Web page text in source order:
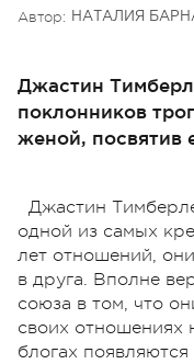
Автор: НАТАЛИЯ
Джастин
поклонников
женой, посвятив
Джастин
одной из самых
лет отношений,
в друга. Вполне
союза в том, что
своих отношениях
блогах